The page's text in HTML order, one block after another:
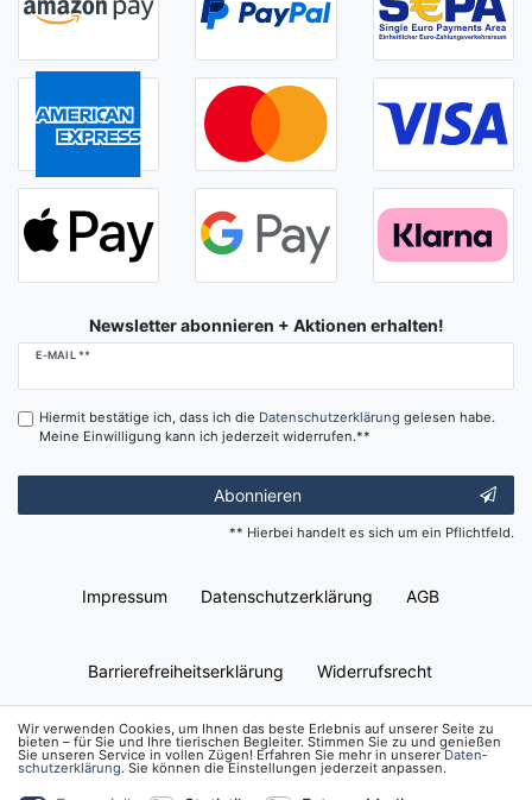
Newsletter abonnieren + Aktionen erhalten!
E-MAIL **
Newsletter
Hiermit bestätige ich, dass ich die Daten­schutz­erklärung gelesen habe.
Meine Einwilligung kann ich jederzeit widerrufen.**
Abonnieren
** Hierbei handelt es sich um ein Pflichtfeld.
Impressum Daten­schutz­erklärung AGB
Barrierefreiheitserklärung Widerrufs­recht
Vertrag widerrufen Kontakt
Wir verwenden Cookies, um Ihnen das beste Erlebnis auf unserer Seite zu
bieten – für Sie und Ihre tierischen Begleiter. Stimmen Sie zu und genießen
Sie unseren Service in vollen Zügen! Erfahren Sie mehr in unsererDaten­
schutz­erklärung. Sie können die Einstellungen jederzeit anpassen.